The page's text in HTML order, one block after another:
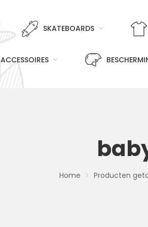
SKATEBOARDS
ACCESSOIRES
Home Producten